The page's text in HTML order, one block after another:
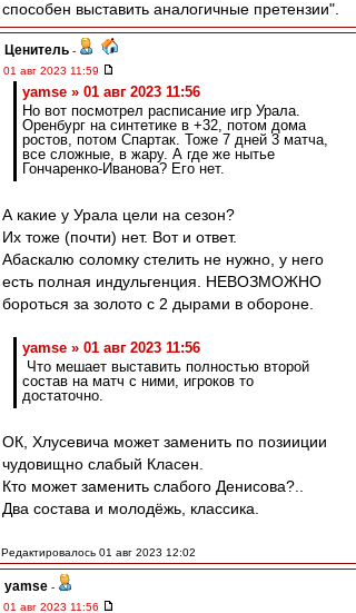
способен выставить аналогичные претензии".
Ценитель -
01 авг 2023 11:59
yamse » 01 авг 2023 11:56
Но вот посмотрел расписание игр Урала.
Оренбург на синтетике в +32, потом дома
ростов, потом Спартак. Тоже 7 дней 3 матча,
все сложные, в жару. А где же нытье
Гончаренко-Иванова? Его нет.
А какие у Урала цели на сезон?
Их тоже (почти) нет. Вот и ответ.
Абаскалю соломку стелить не нужно, у него
есть полная индульгенция. НЕВОЗМОЖНО
бороться за золото с 2 дырами в обороне.
yamse » 01 авг 2023 11:56
Что мешает выставить полностью второй
состав на матч с ними, игроков то
достаточно.
ОК, Хлусевича может заменить по позииции
чудовищно слабый Класен.
Кто может заменить слабого Денисова?..
Два состава и молодёжь, классика.
Редактировалось 01 авг 2023 12:02
yamse -
01 авг 2023 11:56